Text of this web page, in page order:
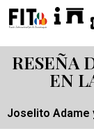
RESEÑA
EN
Joselito Adame